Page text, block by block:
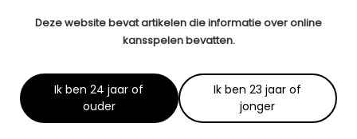
Deze website bevat artikelen die informatie over online
kansspelen bevatten.
Ik ben 24 jaar of
ouder
Ik ben 23 jaar of
jonger
Specialisten in jouw buurt
1/5
Blush Skin Clinic
Burg. J.G. Legroweg 94
9761TD Eelde
06-57943414